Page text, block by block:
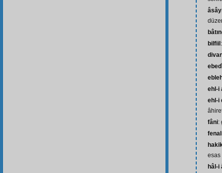
bilfiil
ehl-i
ehl-i
fâni:
esas
hâl-i